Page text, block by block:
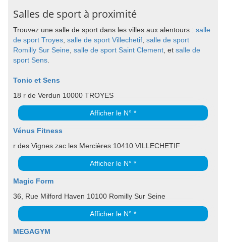
Salles de sport à proximité
Trouvez une salle de sport dans les villes aux alentours : salle
de sport Troyes salle de sport Villechetif salle de sport
Romilly Sur Seine salle de sport Saint Clement , et salle de
sport Sens
Tonic et Sens
18 r de Verdun 10000 TROYES
Afficher le N° *
Vénus Fitness
r des Vignes zac les Mercières 10410 VILLECHETIF
Afficher le N° *
Magic Form
36, Rue Milford Haven 10100 Romilly Sur Seine
Afficher le N° *
MEGAGYM